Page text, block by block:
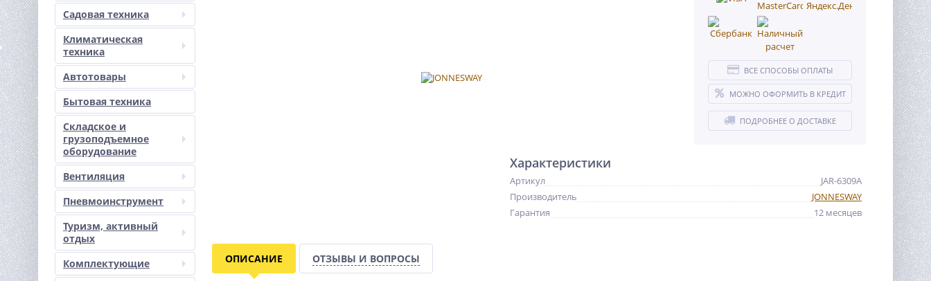
Садовая техника
Климатическая
техника
Автотовары
Бытовая техника
Складское и
грузоподъемное
оборудование
Вентиляция
Пневмоинструмент
Туризм, активный
отдых
Комплектующие
ВСЕ СПОСОБЫ ОПЛАТЫ
МОЖНО ОФОРМИТЬ В КРЕДИТ
ПОДРОБНЕЕ О ДОСТАВКЕ
Характеристики
Артикул
JAR-6309A
Производитель
JONNESWAY
Гарантия
12 месяцев
ОПИСАНИЕ ОТЗЫВЫ И ВОПРОСЫ